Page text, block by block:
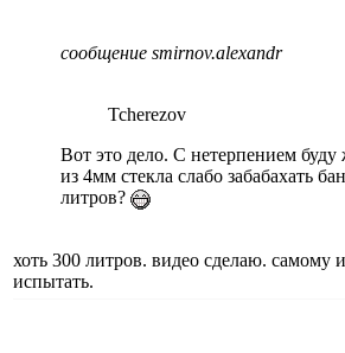
сообщение smirnov.alexandr
Tcherezov
Вот это дело. С нетерпением буду
из 4мм стекла слабо забабахать
литров?
хоть 300 литров. видео сделаю. самому
испытать.